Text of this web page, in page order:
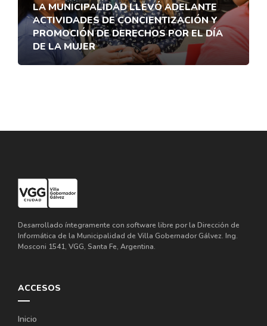
LA MUNICIPALIDAD LLEVÓ ADELANTE
ACTIVIDADES DE CONCIENTIZACIÓN Y
PROMOCIÓN DE DERECHOS POR EL DÍA
DE LA MUJER
Desarrollado íntegramente con software libre por la Dirección de
Informática de la Municipalidad de Villa Gobernador Gálvez. Ing.
Mosconi 1541, VGG, Santa Fe, Argentina.
ACCESOS
Inicio